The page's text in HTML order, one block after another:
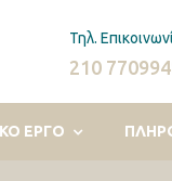
Τηλ.
210
ΕΡΓΟ